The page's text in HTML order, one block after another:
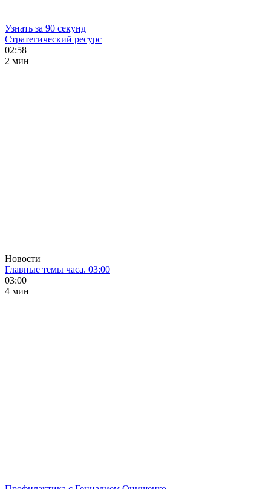
Узнать за 90 секунд
Стратегический ресурс
02:58
2 мин
Новости
Главные темы часа. 03:00
03:00
4 мин